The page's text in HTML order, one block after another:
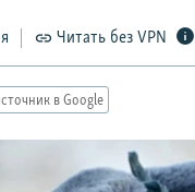
Читать без VPN
в Google